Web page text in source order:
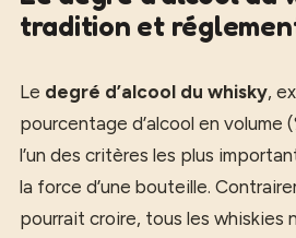
tradition et
Le degré d’alcool du whisky,
pourcentage d’alcool en volume
l’un des critères les plus
la force d’une bouteille.
pourrait croire, tous les whiskies